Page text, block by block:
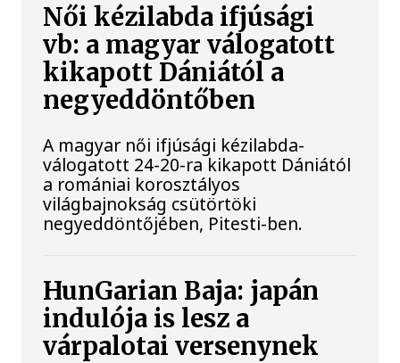
Női kézilabda ifjúsági
vb: a magyar válogatott
kikapott Dániától a
negyeddöntőben
A magyar női ifjúsági kézilabda-
válogatott 24-20-ra kikapott Dániától
a romániai korosztályos
világbajnokság csütörtöki
negyeddöntőjében, Pitesti-ben.
HunGarian Baja: japán
indulója is lesz a
várpalotai versenynek